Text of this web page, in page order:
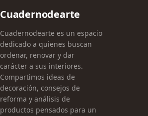
Cuadernodearte
Cuadernodearte es un espacio
dedicado a quienes buscan
ordenar, renovar y dar
carácter a sus interiores.
Compartimos ideas de
decoración, consejos de
reforma y análisis de
productos pensados para un